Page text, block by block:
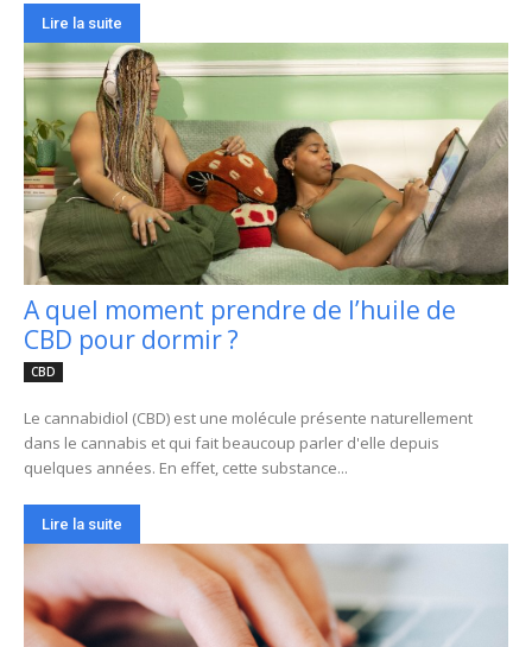
Lire la suite
A quel moment prendre de l’huile de
CBD pour dormir ?
CBD
Le cannabidiol (CBD) est une molécule présente naturellement
dans le cannabis et qui fait beaucoup parler d'elle depuis
quelques années. En effet, cette substance...
Lire la suite